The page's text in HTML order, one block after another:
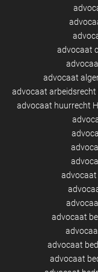
advocaat
advocaat
advocaat arbeidsrecht
advocaat huurrecht
advocaat
advocaat
advocaat
advocaat